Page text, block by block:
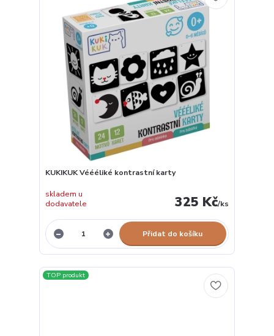
KUKIKUK Véééliké kontrastní karty
325 Kč/ks
skladem u
dodavatele
Přidat do košíku
TOP produkt